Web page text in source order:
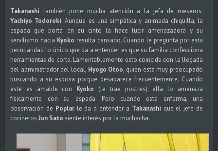
Takanashi también pone mucha atención a la jefa de meseros,
Yachiyo Todoroki. Aunque es una simpática y animada chiquilla, la
espada que porta en su cinto la hace lucir amenazadora y su
servilismo hacia Kyoko resulta cansado. Cuando le pregunta por esta
peculiaridad lo único que da a entender es que su familia confecciona
herramientas de corte. Lamentablemente esto coincide con la llegada
del administrador del local, Hyogo Otoo, quien está muy preocupado
buscando a su esposa porque desaparece frecuentemente. Cuando
este es amable con Kyoko (le trae postres), ella lo amenaza
físicamente con su espada. Pero cuando esta enferma, una
observación de Poplar le da a entender a Takanashi que el jefe de
cocineros Jun Sato siente interés por la muchacha.